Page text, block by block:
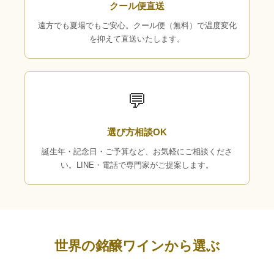
クール便直送
遠方でも夏場でもご安心。クール便（無料）で温度変化
を抑えて直送いたします。
💬
選び方相談OK
誕生年・記念日・ご予算など、お気軽にご相談くださ
い。LINE・電話で専門家がご提案します。
世界の銘醸ワインから選ぶ